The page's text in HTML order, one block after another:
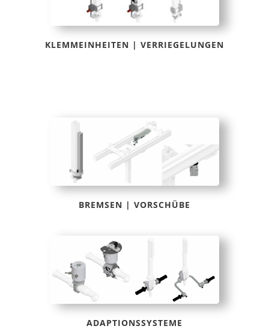
KLEMMEINHEITEN | VERRIEGELUNGEN
BREMSEN | VORSCHÜBE
ADAPTIONSSYSTEME